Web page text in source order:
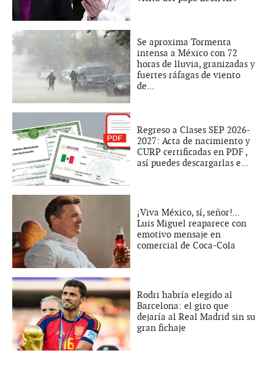
Se aproxima Tormenta
intensa a México con 72
horas de lluvia, granizadas y
fuertes ráfagas de viento
de...
Regreso a Clases SEP 2026-
2027: Acta de nacimiento y
CURP certificadas en PDF ,
así puedes descargarlas e...
¡Viva México, sí, señor!...
Luis Miguel reaparece con
emotivo mensaje en
comercial de Coca-Cola
Rodri habría elegido al
Barcelona: el giro que
dejaría al Real Madrid sin su
gran fichaje